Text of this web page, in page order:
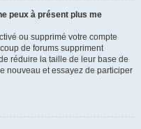
peux à présent plus me
ou supprimé votre compte
de forums suppriment
réduire la taille de leur base de
nouveau et essayez de participer